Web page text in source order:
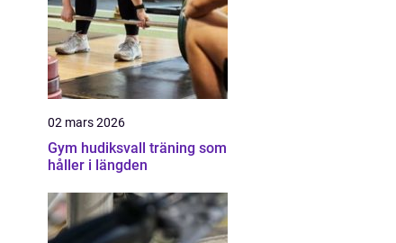
02 mars 2026
Gym hudiksvall träning som
håller i längden